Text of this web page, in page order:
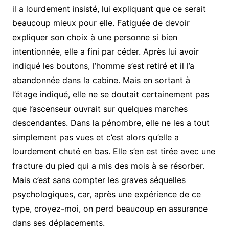
il a lourdement insisté, lui expliquant que ce serait
beaucoup mieux pour elle. Fatiguée de devoir
expliquer son choix à une personne si bien
intentionnée, elle a fini par céder. Après lui avoir
indiqué les boutons, l’homme s’est retiré et il l’a
abandonnée dans la cabine. Mais en sortant à
l’étage indiqué, elle ne se doutait certainement pas
que l’ascenseur ouvrait sur quelques marches
descendantes. Dans la pénombre, elle ne les a tout
simplement pas vues et c’est alors qu’elle a
lourdement chuté en bas. Elle s’en est tirée avec une
fracture du pied qui a mis des mois à se résorber.
Mais c’est sans compter les graves séquelles
psychologiques, car, après une expérience de ce
type, croyez-moi, on perd beaucoup en assurance
dans ses déplacements.